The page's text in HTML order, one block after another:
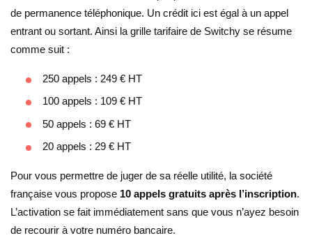
de permanence téléphonique. Un crédit ici est égal à un appel
entrant ou sortant. Ainsi la grille tarifaire de Switchy se résume
comme suit :
250 appels : 249 € HT
100 appels : 109 € HT
50 appels : 69 € HT
20 appels : 29 € HT
Pour vous permettre de juger de sa réelle utilité, la société
française vous propose 10 appels gratuits après l’inscription.
L’activation se fait immédiatement sans que vous n’ayez besoin
de recourir à votre numéro bancaire.